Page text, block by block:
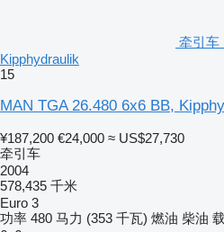
牵引车
Kipphydraulik
15
MAN TGA 26.480 6x6 BB,
¥187,200 €24,000 ≈ US$27,730
牵引车
2004
578,435 千米
Euro 3
功率 480 马力 (353 千瓦) 燃油 柴油